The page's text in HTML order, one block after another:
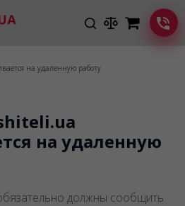
на удаленную работу
на удаленную
должны сообщить